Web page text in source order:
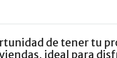
de tener tu
ideal para